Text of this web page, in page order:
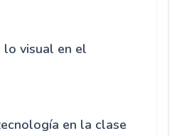
lo visual en el
en la clase